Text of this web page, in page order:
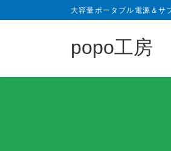
大容量ポータブル電源＆サ
popo工房